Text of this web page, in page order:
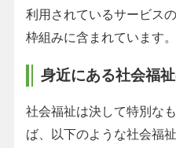
利用されているサービス
枠組みに含まれています。
身近にある社会福
社会福祉は決して特別な
ば、以下のような社会福